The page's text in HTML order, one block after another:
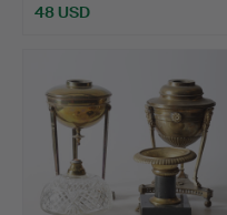
48 USD